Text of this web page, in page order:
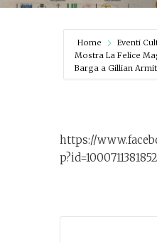
Home Eventi
Mostra La Felice
Barga a Gillian
https://